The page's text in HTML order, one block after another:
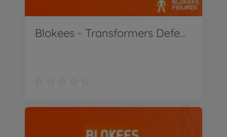
Blokees - Transformers Defender 02